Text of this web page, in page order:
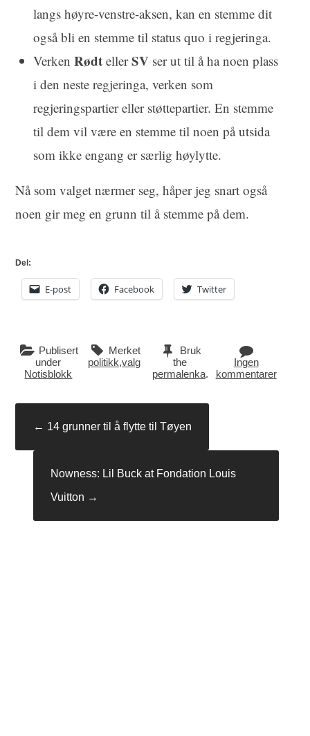
langs høyre-venstre-aksen, kan en stemme dit
også bli en stemme til status quo i regjeringa.
Verken RødtellerSVser ut til å ha noen plass
i den neste regjeringa, verken som
regjeringspartier eller støttepartier. En stemme
til dem vil være en stemme til noen på utsida
som ikke engang er særlig høylytte.
Nå som valget nærmer seg, håper jeg snart også
noen gir meg en grunn til å stemme på dem.
Del:
E-post Facebook Twitter
Publisert
under
Notisblokk
Merket
politikk,valg
Bruk
the
permalenka.
Ingen
kommentarer
Innleggsnavigasjon
← 14 grunner til å flytte til Tøyen
Nowness: Lil Buck at Fondation Louis
Vuitton →